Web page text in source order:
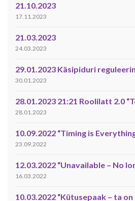
21.10.2023
17.11.2023
21.03.2023
24.03.2023
29.01.2023 Käsipiduri
30.01.2023
28.01.2023 21:21 Roolilatt 2.0
28.01.2023
10.09.2022 “Timing is
23.09.2022
12.03.2022 “Unavailable – No
16.03.2022
10.03.2022 “Kütusepaak – ta on